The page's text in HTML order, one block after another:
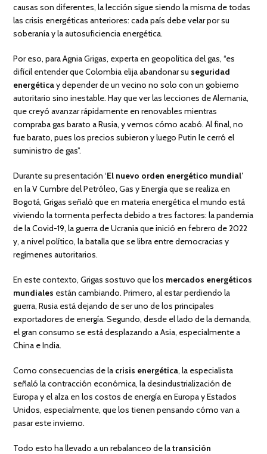
causas son diferentes, la lección sigue siendo la misma de todas
las crisis energéticas anteriores: cada país debe velar por su
soberanía y la autosuficiencia energética.
Por eso, para Agnia Grigas, experta en geopolítica del gas, “es
difícil entender que Colombia elija abandonar su seguridad
energéticay depender de un vecino no solo con un gobierno
autoritario sino inestable. Hay que ver las lecciones de Alemania,
que creyó avanzar rápidamente en renovables mientras
compraba gas barato a Rusia, y vemos cómo acabó. Al final, no
fue barato, pues los precios subieron y luego Putin le cerró el
suministro de gas”.
Durante su presentación ‘El nuevo orden energético mundial’
en la V Cumbre del Petróleo, Gas y Energía que se realiza en
Bogotá, Grigas señaló que en materia energética el mundo está
viviendo la tormenta perfecta debido a tres factores: la pandemia
de la Covid-19, la guerra de Ucrania que inició en febrero de 2022
y, a nivel político, la batalla que se libra entre democracias y
regímenes autoritarios.
En este contexto, Grigas sostuvo que los mercados energéticos
mundiales están cambiando. Primero, al estar perdiendo la
guerra, Rusia está dejando de ser uno de los principales
exportadores de energía. Segundo, desde el lado de la demanda,
el gran consumo se está desplazando a Asia, especialmente a
China e India.
Como consecuencias de la crisis energética, la especialista
señaló la contracción económica, la desindustrialización de
Europa y el alza en los costos de energía en Europa y Estados
Unidos, especialmente, que los tienen pensando cómo van a
pasar este invierno.
Todo esto ha llevado a un rebalanceo de latransición